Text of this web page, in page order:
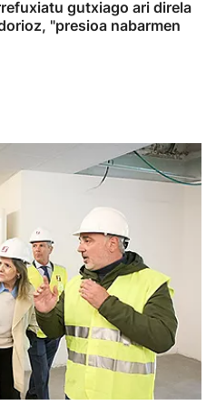
gutxiago ari direla
"presioa nabarmen